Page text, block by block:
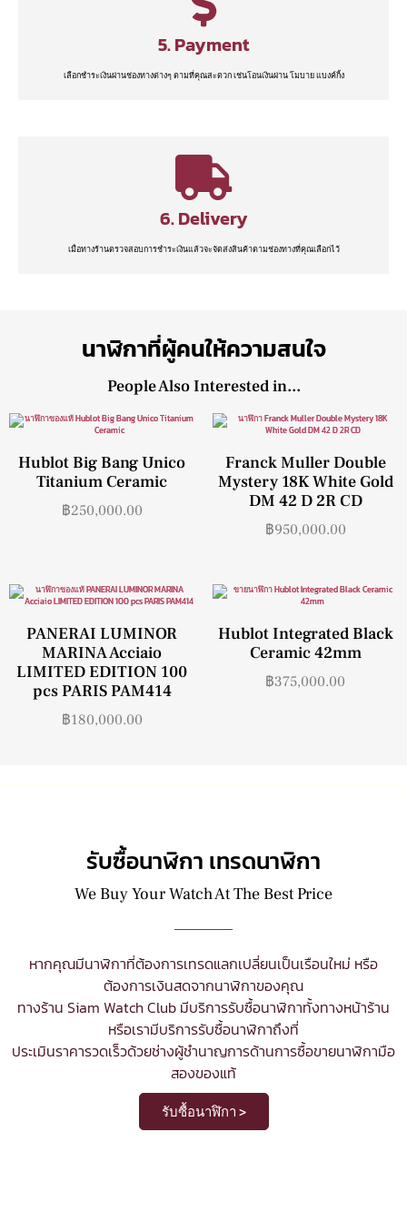
5. Payment
เลือกชำระเงินผ่านช่องทางต่างๆ ตามที่คุณสะดวก เช่นโอนเงินผ่าน โมบาย แบงค์กิ้ง
6. Delivery
เมื่อทางร้านตรวจสอบการชำระเงินแล้วจะจัดส่งสินค้าตามช่องทางที่คุณเลือกไว้
นาฬิกาที่ผู้คนให้ความสนใจ
People Also Interested in...
Hublot Big Bang Unico
Titanium Ceramic
฿250,000.00
Franck Muller Double
Mystery 18K White Gold
DM 42 D 2R CD
฿950,000.00
PANERAI LUMINOR
MARINA Acciaio
LIMITED EDITION 100
pcs PARIS PAM414
฿180,000.00
Hublot Integrated Black
Ceramic 42mm
฿375,000.00
รับซื้อนาฬิกา เทรดนาฬิกา
We Buy Your Watch At The Best Price
หากคุณมีนาฬิกาที่ต้องการเทรดแลกเปลี่ยนเป็นเรือนใหม่ หรือ
ต้องการเงินสดจากนาฬิกาของคุณ
ทางร้าน Siam Watch Club มีบริการรับซื้อนาฬิกาทั้งทางหน้าร้าน
หรือเรามีบริการรับซื้อนาฬิกาถึงที่
ประเมินราคารวดเร็วด้วยช่างผู้ชำนาญการด้านการซื้อขายนาฬิกามือ
สองของแท้
รับซื้อนาฬิกา >